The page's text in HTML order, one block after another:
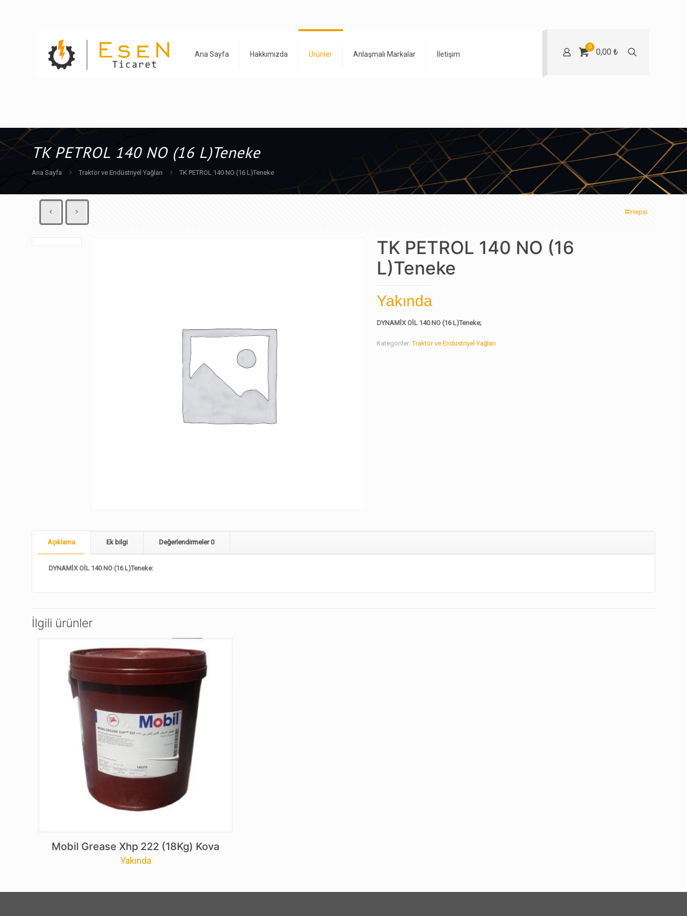
Ana Sayfa Hakkımızda Ürünler Anlaşmalı Markalar İletişim
0
0,00 ₺
TK PETROL 140 NO (16 L)Teneke
Ana Sayfa Traktör ve Endüstriyel Yağları TK PETROL 140 NO (16 L)Teneke
Hepsi
TK PETROL 140 NO (16
L)Teneke
Yakında
DYNAMİX OİL 140 NO (16 L)Teneke;
Kategoriler:Traktör ve Endüstriyel Yağları
Açıklama Ek bilgi Değerlendirmeler0
DYNAMİX OİL 140 NO (16 L)Teneke:
İlgili ürünler
Mobil Grease Xhp 222 (18Kg) Kova
Yakında